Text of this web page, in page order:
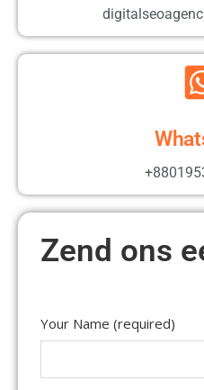
Zend ons
Your Name (required)